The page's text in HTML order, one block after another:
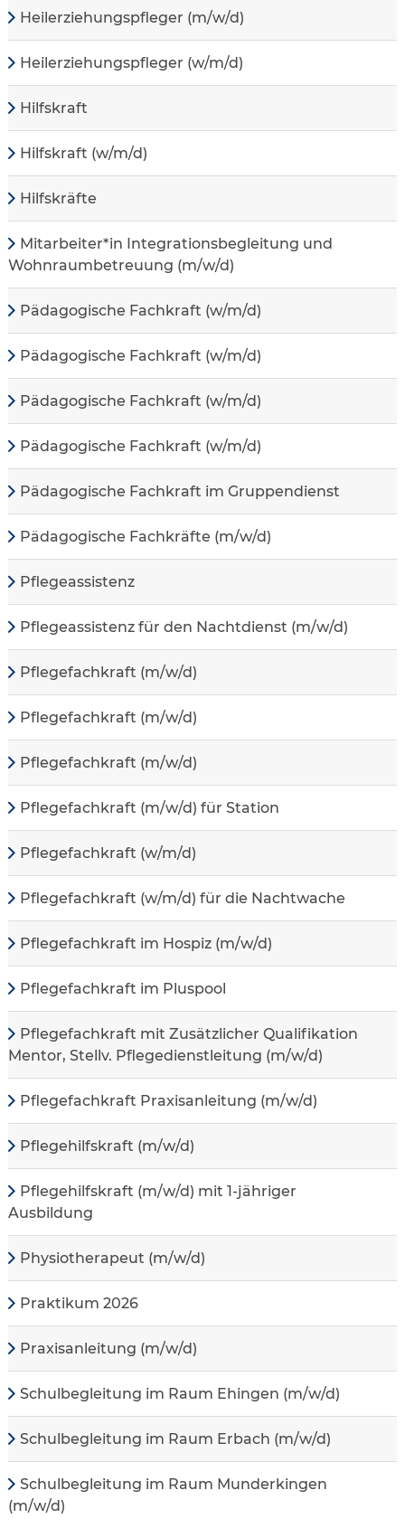
Heilerziehungspfleger (m/w/d)
Heilerziehungspfleger (w/m/d)
Hilfskraft
Hilfskraft (w/m/d)
Hilfskräfte
Mitarbeiter*in Integrationsbegleitung und
Wohnraumbetreuung (m/w/d)
Pädagogische Fachkraft (w/m/d)
Pädagogische Fachkraft (w/m/d)
Pädagogische Fachkraft (w/m/d)
Pädagogische Fachkraft (w/m/d)
Pädagogische Fachkraft im Gruppendienst
Pädagogische Fachkräfte (m/w/d)
Pflegeassistenz
Pflegeassistenz für den Nachtdienst (m/w/d)
Pflegefachkraft (m/w/d)
Pflegefachkraft (m/w/d)
Pflegefachkraft (m/w/d)
Pflegefachkraft (m/w/d) für Station
Pflegefachkraft (w/m/d)
Pflegefachkraft (w/m/d) für die Nachtwache
Pflegefachkraft im Hospiz (m/w/d)
Pflegefachkraft im Pluspool
Pflegefachkraft mit Zusätzlicher Qualifikation
Mentor, Stellv. Pflegedienstleitung (m/w/d)
Pflegefachkraft Praxisanleitung (m/w/d)
Pflegehilfskraft (m/w/d)
Pflegehilfskraft (m/w/d) mit 1-jähriger
Ausbildung
Physiotherapeut (m/w/d)
Praktikum 2026
Praxisanleitung (m/w/d)
Schulbegleitung im Raum Ehingen (m/w/d)
Schulbegleitung im Raum Erbach (m/w/d)
Schulbegleitung im Raum Munderkingen
(m/w/d)